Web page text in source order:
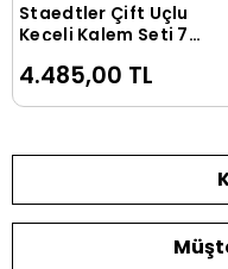
Sepete Ekle
Staedtler Çift Uçlu
Keçeli Kalem Seti 72
mm)
4.485,00 TL